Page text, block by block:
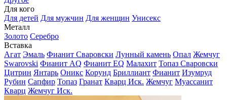
Для кого
Для детей Для мужчин Для женщин Унисекс
Металл
Золото Серебро
Вставка
Агат Эмаль Фианит Сваровски Лунный камень Опал Жемчуг
Swarovski Фианит AQ Фианит EQ Малахит Топаз Сваровски
Цитрин Янтарь Оникс Корунд Бриллиант Фианит Изумруд
Рубин Сапфир Топаз Гранат Кварц Иск. Жемчуг Муассанит
Кварц Жемчуг Иск.